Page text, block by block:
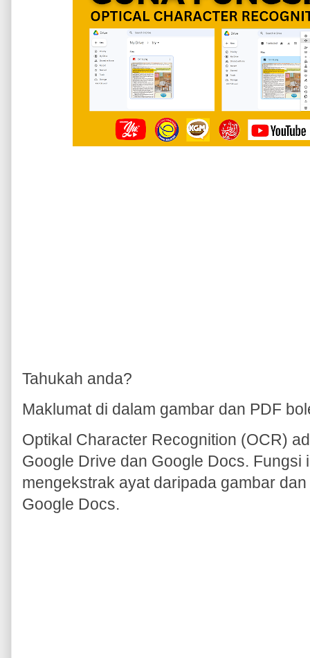
Tahukah anda?
Maklumat di dalam gambar dan PDF
Optikal Character Recognition (OCR)
Google Drive dan Google Docs.
mengekstrak ayat daripada gambar
Google Docs.